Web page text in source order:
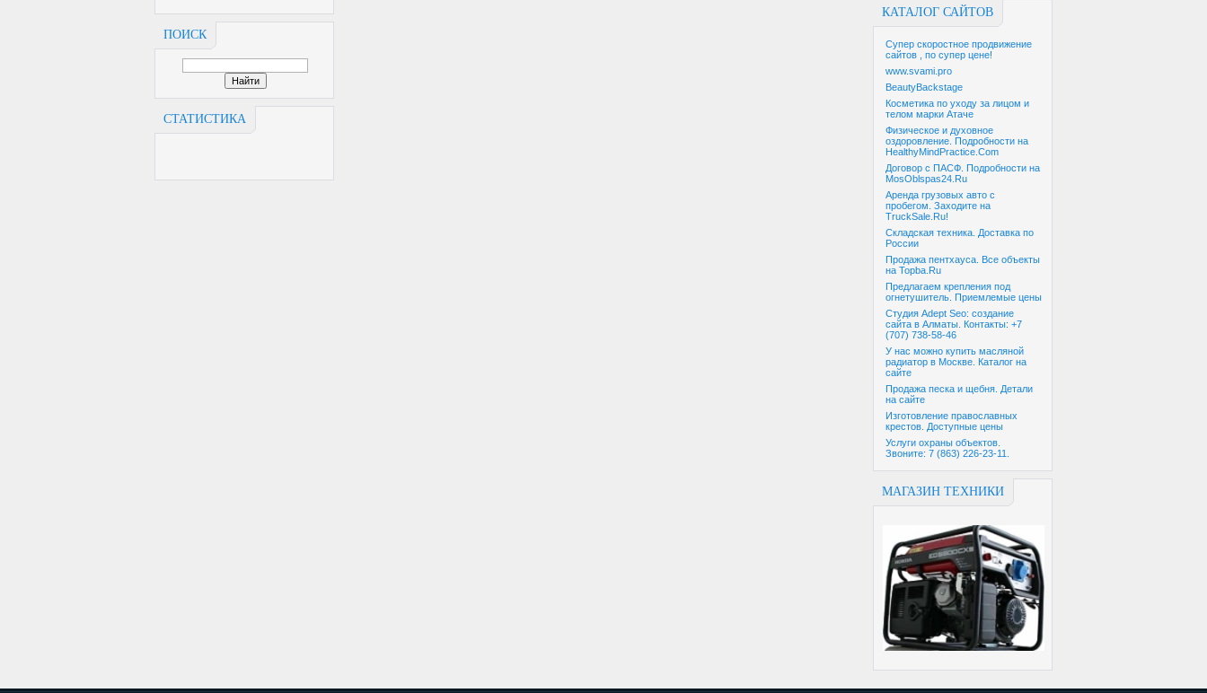
ПОИСК
СТАТИСТИКА
КАТАЛОГ САЙТОВ
Супер скоростное продвижение
сайтов , по супер цене!
www.svami.pro
BeautyBackstage
Косметика по уходу за лицом и
телом марки Атаче
Физическое и духовное
оздоровление. Подробности на
HealthyMindPractice.Com
Договор с ПАСФ. Подробности на
MosOblspas24.Ru
Аренда грузовых авто с
пробегом. Заходите на
TruckSale.Ru!
Складская техника. Доставка по
России
Продажа пентхауса. Все объекты
на Topba.Ru
Предлагаем крепления под
огнетушитель. Приемлемые цены
Студия Adept Seo: создание
сайта в Алматы. Контакты: +7
(707) 738-58-46
У нас можно купить масляной
радиатор в Москве. Каталог на
сайте
Продажа песка и щебня. Детали
на сайте
Изготовление православных
крестов. Доступные цены
Услуги охраны объектов.
Звоните: 7 (863) 226-23-11.
МАГАЗИН ТЕХНИКИ